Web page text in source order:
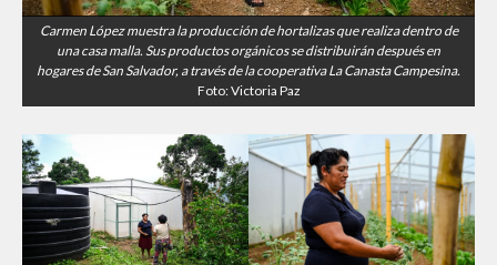
Carmen López muestra la producción de hortalizas que realiza dentro de
una casa malla. Sus productos orgánicos se distribuirán después en
hogares de San Salvador, a través de la cooperativa La Canasta Campesina.
Foto: Victoria Paz